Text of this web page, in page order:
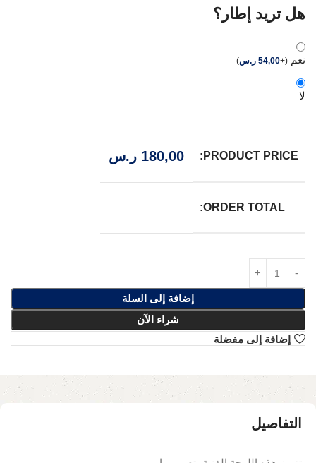
هل تريد إطار؟
نعم (
+
54,00 ر.س)
لا
PRODUCT PRICE:
180,00 ر.س
ORDER TOTAL:
إضافة إلى السلة
شراء الآن
إضافة إلى مفضلة
التفاصيل